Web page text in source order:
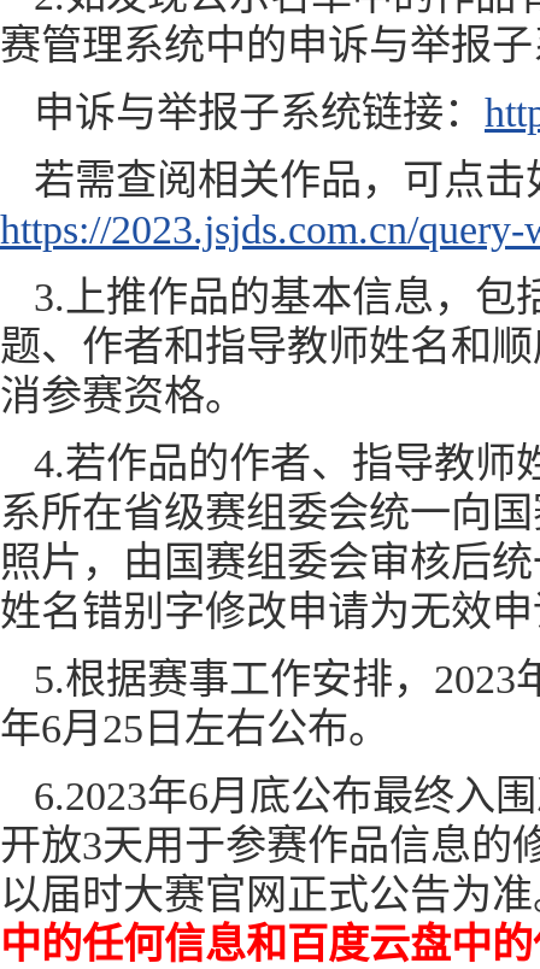
赛管理系统中的申诉与举报
申诉与举报子系统链接：
若需查阅相关作品，可点
https://2023.jsjds.com.cn/query-
3.上推作品的基本信息，包
题、作者和指导教师姓名和
消参赛资格。
4.若作品的作者、指导教师
系所在省级赛组委会统一向
照片，由国赛组委会审核后
姓名错别字修改申请为无效
5.根据赛事工作安排，
年6月25日左右公布。
6.2023年6月底公布最终入
开放3天用于参赛作品信息的
以届时大赛官网正式公告为
中的任何信息和百度云盘中